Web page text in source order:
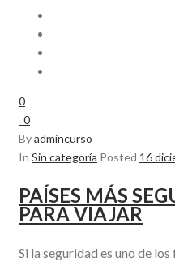
0
0
Byadmincurso
In Sin categoría Posted 16
PAÍSES MÁS
PARA VIAJAR
Si la seguridad es uno de